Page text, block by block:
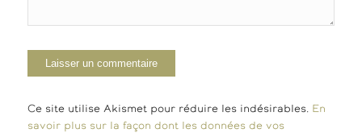
Ce site utilise Akismet pour réduire les indésirables. En
savoir plus sur la façon dont les données de vos